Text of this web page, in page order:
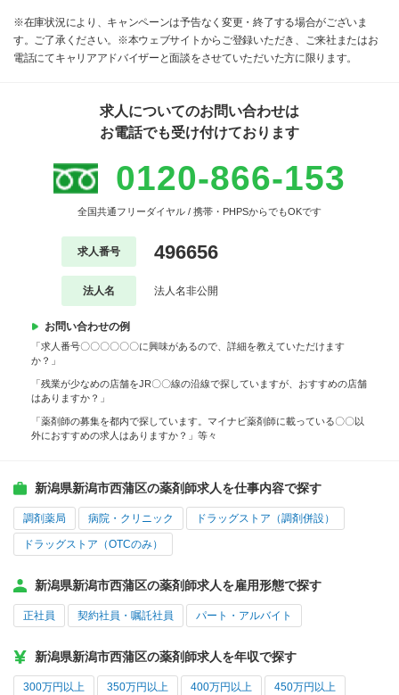
※在庫状況により、キャンペーンは予告なく変更・終了する場合がございま
す。ご了承ください。※本ウェブサイトからご登録いただき、ご来社またはお
電話にてキャリアアドバイザーと面談をさせていただいた方に限ります。
求人についてのお問い合わせは
お電話でも受け付けております
0120-866-153
全国共通フリーダイヤル / 携帯・PHPSからでもOKです
求人番号 496656
法人名 法人名非公開
お問い合わせの例
「求人番号〇〇〇〇〇〇に興味があるので、詳細を教えていただけます
か？」
「残業が少なめの店舗をJR〇〇線の沿線で探していますが、おすすめの店舗
はありますか？」
「薬剤師の募集を都内で探しています。マイナビ薬剤師に載っている〇〇以
外におすすめの求人はありますか？」等々
新潟県新潟市西蒲区の薬剤師求人を仕事内容で探す
調剤薬局 病院・クリニック ドラッグストア（調剤併設）
ドラッグストア（OTCのみ）
新潟県新潟市西蒲区の薬剤師求人を雇用形態で探す
正社員 契約社員・嘱託社員 パート・アルバイト
新潟県新潟市西蒲区の薬剤師求人を年収で探す
300万円以上 350万円以上 400万円以上 450万円以上